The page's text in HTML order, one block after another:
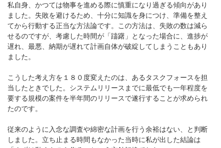
私自身、かつては物事を進める際に慎重になり過ぎる傾向があり
ました。失敗を避けるため、十分に知識を身につけ、準備を整え
てから行動する正当な方法論です。この方法は、失敗の数は減ら
せるのですが、考慮した時間が「躊躇」となった場合に、進捗が
遅れ、最悪、納期が遅れて計画自体が破綻してしまうこともあり
ました。
こうした考え方を１８０度変えたのは、あるタスクフォースを担
当したときでした。システムリリースまでに最低でも一年程度を
要する規模の案件を半年間のリリースで遂行することが求められ
たのです。
従来のように入念な調査や綿密な計画を行う余裕はない、と判断
しました。立ち止まる時間もなかった当時に私が出した結論は